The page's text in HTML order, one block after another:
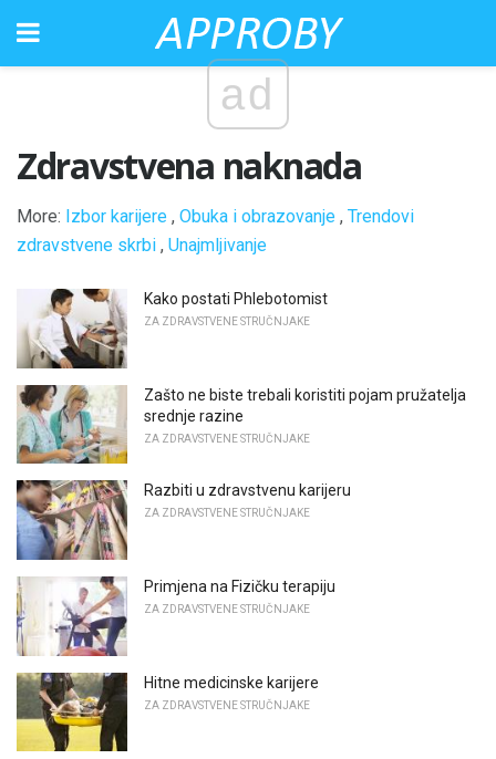
ad
Zdravstvena naknada
More: Izbor karijere , Obuka i obrazovanje , Trendovi
zdravstvene skrbi , Unajmljivanje
Kako postati Phlebotomist
ZA ZDRAVSTVENE STRUČNJAKE
Zašto ne biste trebali koristiti pojam pružatelja
srednje razine
ZA ZDRAVSTVENE STRUČNJAKE
Razbiti u zdravstvenu karijeru
ZA ZDRAVSTVENE STRUČNJAKE
Primjena na Fizičku terapiju
ZA ZDRAVSTVENE STRUČNJAKE
Hitne medicinske karijere
ZA ZDRAVSTVENE STRUČNJAKE